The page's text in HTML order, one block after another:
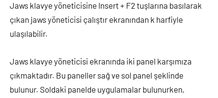
Jaws klavye yöneticisine Insert + F2 tuşlarına basılarak
çıkan jaws yöneticisi çalıştır ekranından k harfiyle
ulaşılabilir.
Jaws klavye yöneticisi ekranında iki panel karşımıza
çıkmaktadır. Bu paneller sağ ve sol panel şeklinde
bulunur. Soldaki panelde uygulamalar bulunurken,